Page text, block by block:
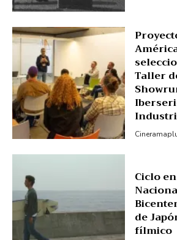
Taller
Ciclo
de
fílmico